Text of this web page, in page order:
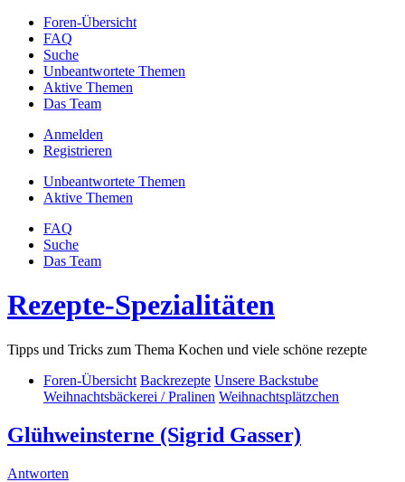
Foren-Übersicht
FAQ
Suche
Unbeantwortete Themen
Aktive Themen
Das Team
Anmelden
Registrieren
Unbeantwortete Themen
Aktive Themen
FAQ
Suche
Das Team
Rezepte-Spezialitäten
Tipps und Tricks zum Thema Kochen und viele schöne rezepte
Foren-Übersicht Backrezepte Unsere Backstube
Weihnachtsbäckerei / Pralinen Weihnachtsplätzchen
Glühweinsterne (Sigrid Gasser)
Antworten